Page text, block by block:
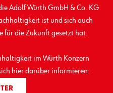
Adolf Würth GmbH & Co. KG
ist und sich auch
die Zukunft gesetzt hat.
im Würth Konzern
hier darüber informieren: